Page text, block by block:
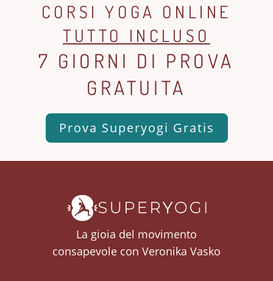
CORSI YOGA ONLINE
TUTTO INCLUSO
7 GIORNI DI PROVA
GRATUITA
Prova Superyogi Gratis
La gioia del movimento
consapevole con Veronika Vasko